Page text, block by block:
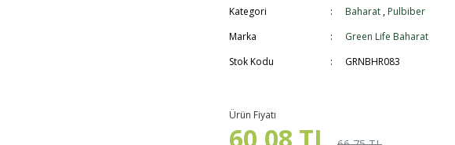
Kategori Baharat , Pulbiber
Marka
Green Life Baharat
Stok Kodu
GRNBHR083
Ürün Fiyatı